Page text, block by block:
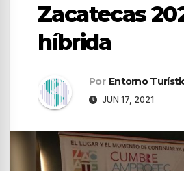
Zacatecas
híbrida
Por Entorno
JUN 17, 2021